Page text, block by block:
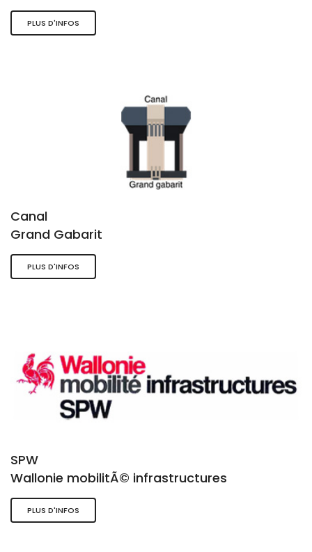
PLUS D'INFOS
Canal
Grand Gabarit
PLUS D'INFOS
SPW
Wallonie mobilitÃ© infrastructures
PLUS D'INFOS